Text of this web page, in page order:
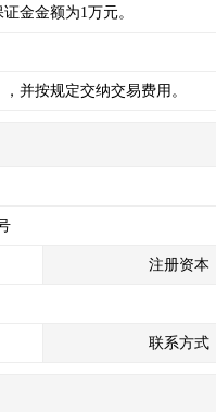
金金额为1万元。
并按规定交纳交易费用。
注册资本
联系方式